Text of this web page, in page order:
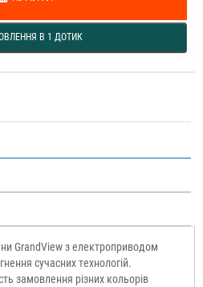
В 1 ДОТИК
GrandView з електроприводом
сучасних технологій.
замовлення різних кольорів